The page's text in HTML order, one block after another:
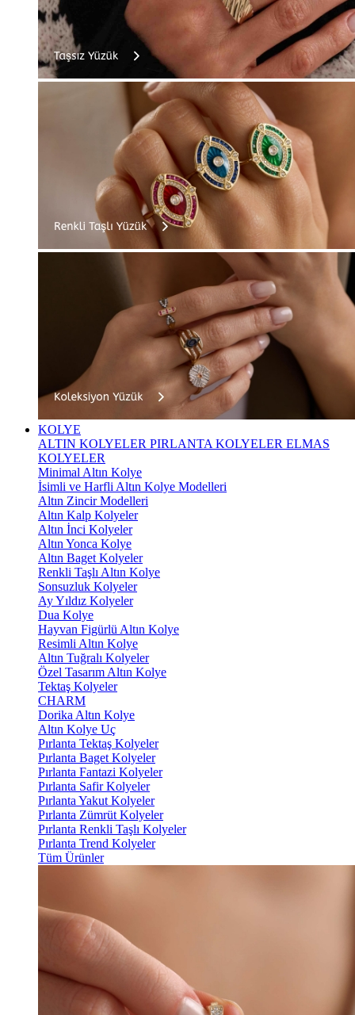
KOLYE
ALTIN KOLYELER PIRLANTA KOLYELER ELMAS
KOLYELER
Minimal Altın Kolye
İsimli ve Harfli Altın Kolye Modelleri
Altın Zincir Modelleri
Altın Kalp Kolyeler
Altın İnci Kolyeler
Altın Yonca Kolye
Altın Baget Kolyeler
Renkli Taşlı Altın Kolye
Sonsuzluk Kolyeler
Ay Yıldız Kolyeler
Dua Kolye
Hayvan Figürlü Altın Kolye
Resimli Altın Kolye
Altın Tuğralı Kolyeler
Özel Tasarım Altın Kolye
Tektaş Kolyeler
CHARM
Dorika Altın Kolye
Altın Kolye Uç
Pırlanta Tektaş Kolyeler
Pırlanta Baget Kolyeler
Pırlanta Fantazi Kolyeler
Pırlanta Safir Kolyeler
Pırlanta Yakut Kolyeler
Pırlanta Zümrüt Kolyeler
Pırlanta Renkli Taşlı Kolyeler
Pırlanta Trend Kolyeler
Tüm Ürünler